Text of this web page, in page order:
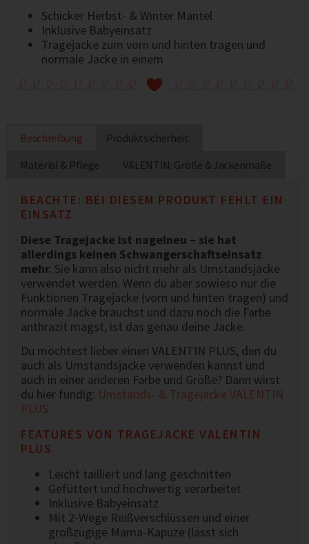
Schicker Herbst- & Winter Mantel
Inklusive Babyeinsatz
Tragejacke zum vorn und hinten tragen und
normale Jacke in einem
Beschreibung
Produktsicherheit
Material & Pflege
VALENTIN: Größe & Jackenmaße
BEACHTE: BEI DIESEM PRODUKT FEHLT EIN
EINSATZ
Diese Tragejacke ist nagelneu – sie hat
allerdings keinen Schwangerschaftseinsatz
mehr. Sie kann also nicht mehr als Umstandsjacke
verwendet werden. Wenn du aber sowieso nur die
Funktionen Tragejacke (vorn und hinten tragen) und
normale Jacke brauchst und dazu noch die Farbe
anthrazit magst, ist das genau deine Jacke.
Du möchtest lieber einen VALENTIN PLUS, den du
auch als Umstandsjacke verwenden kannst und
auch in einer anderen Farbe und Größe? Dann wirst
du hier fündig: Umstands- & Tragejacke VALENTIN
PLUS
FEATURES VON TRAGEJACKE VALENTIN
PLUS
Leicht tailliert und lang geschnitten
Gefüttert und hochwertig verarbeitet
Inklusive Babyeinsatz
Mit 2-Wege Reißverschlüssen und einer
großzügige Mama-Kapuze (lässt sich